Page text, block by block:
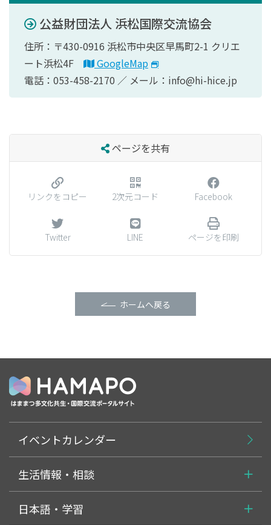
公益財団法人 浜松国際交流協会
住所：〒430-0916 浜松市中央区早馬町2-1 クリエ
ート浜松4F
GoogleMap
電話：053-458-2170 ／ メール：info@hi-hice.jp
ページを共有
リンクをコピー 2次元コード Facebook
Twitter LINE ページを印刷
ホームへ戻る
イベントカレンダー
生活情報・相談
日本語・学習